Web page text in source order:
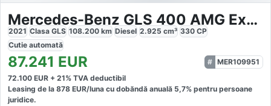
Mercedes-Benz GLS 400 AMG Exklusiv E Active
2021 Clasa GLS 108.200 km Diesel 2.925 cm³ 330 CP
Cutie automată
87.241 EUR
MER109951
72.100 EUR + 21% TVA deductibil
Leasing de la 878 EUR/luna cu dobăndă anuală 5,7% pentru persoane
juridice.